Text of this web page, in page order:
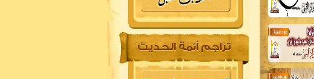
تراجم أئمة الحديث